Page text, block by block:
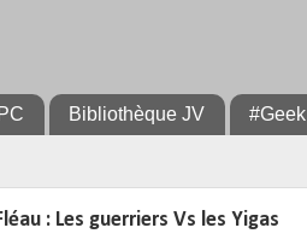
PC Bibliothèque JV #Geek
: Les guerriers Vs les Yigas